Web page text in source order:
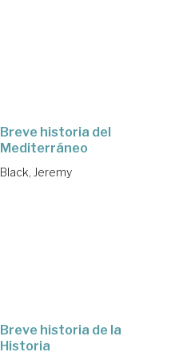
Breve historia del
Mediterráneo
Black, Jeremy
Breve historia de la
Historia